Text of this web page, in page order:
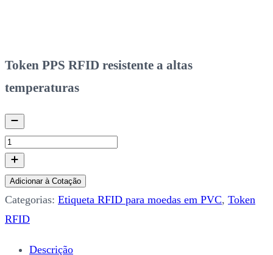
Token PPS RFID resistente a altas
temperaturas
Adicionar à Cotação
Categorias: Etiqueta RFID para moedas em PVC, Token
RFID
Descrição